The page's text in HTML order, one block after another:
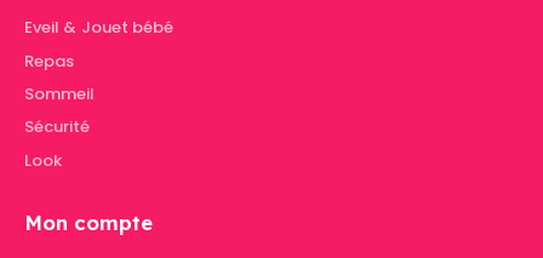
Eveil & Jouet bébé
Repas
Sommeil
Sécurité
Look
Mon compte